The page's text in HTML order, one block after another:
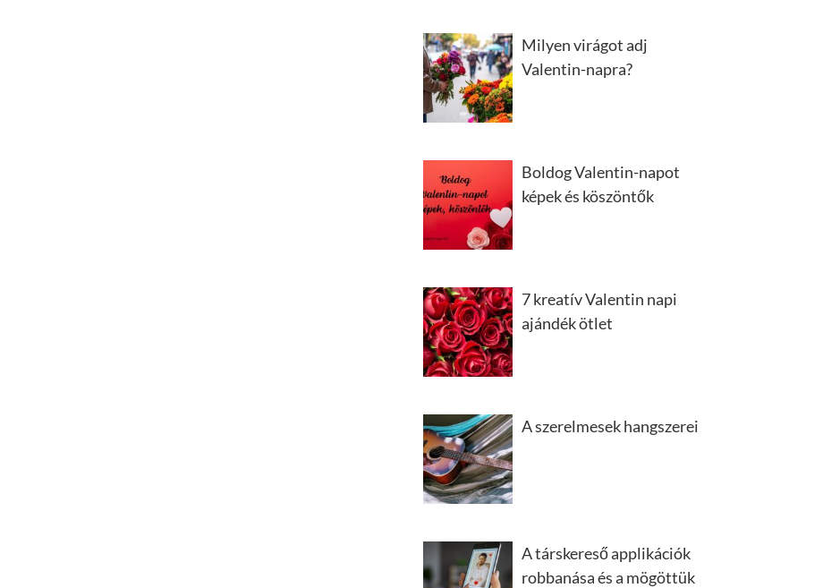
Milyen virágot adj
Valentin-napra?
Boldog Valentin-napot
képek és köszöntők
7 kreatív Valentin napi
ajándék ötlet
A szerelmesek hangszerei
A társkereső applikációk
robbanása és a mögöttük